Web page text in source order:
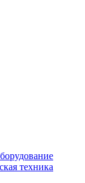
техника